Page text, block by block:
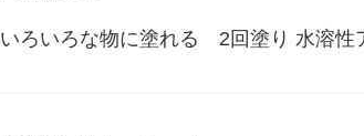
いろいろな物に塗れる　2回塗り 水溶性